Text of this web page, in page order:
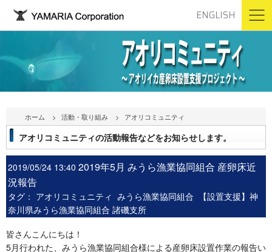
ENGLISH
ホーム 活動・取り組み アオリコミュニティ
アオリコミュニティの活動報告などをお知らせします。
2019/05/24 13:40 2019年5月 みうら漁業協同組合 産卵床近
況報告
タグ： アオリコミュニティ みうら漁業協同組合
【設置支援】神
奈川県みうら漁業協同組合 諸磯支所
皆さんこんにちは！
5月行われた、みうら漁業協同組合様による産卵床設置作業の報告い